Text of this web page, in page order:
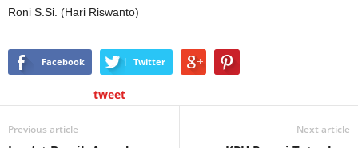
Roni S.Si. (Hari Riswanto)
Facebook Twitter
tweet
Previous article Next article